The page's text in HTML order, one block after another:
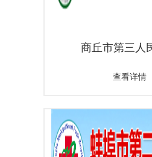
商丘市第三人
查看详情